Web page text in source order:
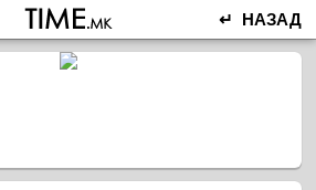
↵ НАЗАД